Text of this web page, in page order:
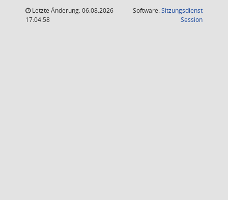
Letzte Änderung: 06.08.2026
17:04:58
Software:Sitzungsdienst
Session(Wird in